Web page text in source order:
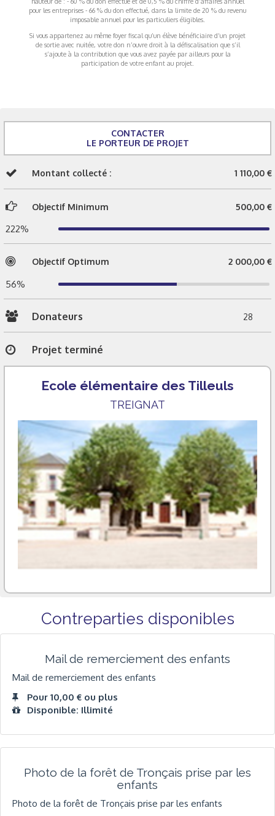
pour les entreprises - 66 % du don effectué, dans la limite de 20 % du revenu
imposable annuel pour les particuliers éligibles.
Si vous appartenez au même foyer fiscal qu’un élève bénéficiaire d’un projet
de sortie avec nuitée, votre don n’ouvre droit à la défiscalisation que s’il
s’ajoute à la contribution que vous avez payée par ailleurs pour la
participation de votre enfant au projet.
CONTACTER
LE PORTEUR DE PROJET
Montant collecté : 1 110,00 €
Objectif Minimum 500,00 €
222%
Objectif Optimum 2 000,00 €
56%
Donateurs 28
Projet terminé
Ecole élémentaire des Tilleuls
TREIGNAT
Contreparties disponibles
Mail de remerciement des enfants
Mail de remerciement des enfants
Pour 10,00 € ou plus
Disponible: Illimité
Photo de la forêt de Tronçais prise par les
enfants
Photo de la forêt de Tronçais prise par les enfants